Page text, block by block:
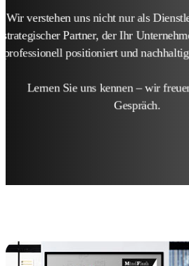
Wir verstehen uns nicht nur als
strategischer Partner, der Ihr
professionell positioniert und
Lernen Sie uns kennen – wir
Gespräch.